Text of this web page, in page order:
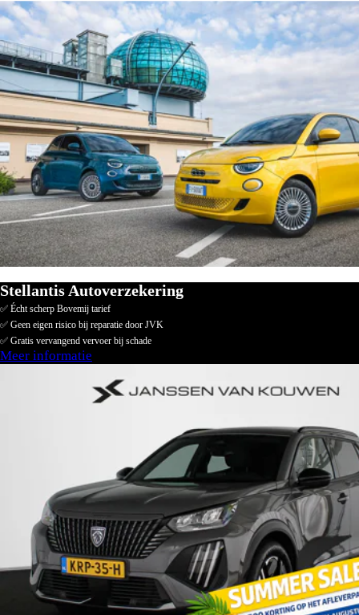
Stellantis Autoverzekering
✅ Écht scherp Bovemij tarief
✅ Geen eigen risico bij reparatie door JVK
✅ Gratis vervangend vervoer bij schade
Meer informatie